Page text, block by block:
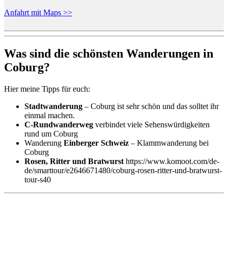
Anfahrt mit Maps >>
Was sind die schönsten Wanderungen in
Coburg?
Hier meine Tipps für euch:
Stadtwanderung – Coburg ist sehr schön und das solltet ihr
einmal machen.
C-Rundwanderweg verbindet viele Sehenswürdigkeiten
rund um Coburg
Wanderung Einberger Schweiz – Klammwanderung bei
Coburg
Rosen, Ritter und Bratwurst https://www.komoot.com/de-
de/smarttour/e2646671480/coburg-rosen-ritter-und-bratwurst-
tour-s40